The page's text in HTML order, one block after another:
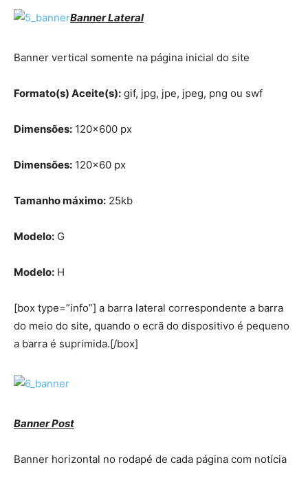
Banner Lateral
Banner vertical somente na página inicial do site
Formato(s) Aceite(s): gif, jpg, jpe, jpeg, png ou swf
Dimensões: 120×600 px
Dimensões: 120×60 px
Tamanho máximo: 25kb
Modelo: G
Modelo: H
[box type=”info”] a barra lateral correspondente a barra
do meio do site, quando o ecrã do dispositivo é pequeno
a barra é suprimida.[/box]
Banner Post
Banner horizontal no rodapé de cada página com notícia